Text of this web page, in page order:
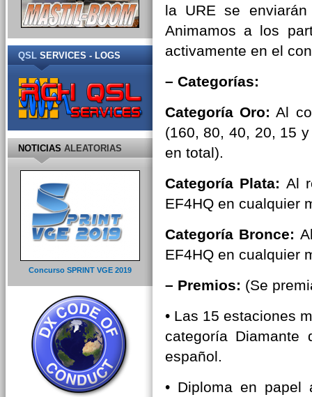
la URE se
Animamos a los
activamente en el
– Categorías:
Categoría Oro: Al
(160, 80, 40, 20, 15
en total).
Categoría Plata: Al
EF4HQ en cualquier
Categoría Bronce:
EF4HQ en cualquier
– Premios: (Se
• Las 15 estaciones
categoría Diamante
español.
• Diploma en
QSLSERVICES - LOGS
NOTICIASALEATORIAS
Concurso SPRINT VGE 2019